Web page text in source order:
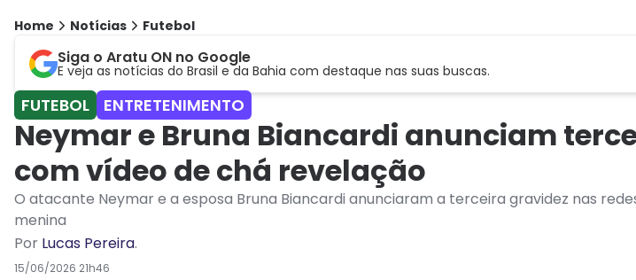
Home Notícias Futebol
Siga o Aratu ON no Google
E veja as notícias do Brasil e da Bahia com destaque nas suas buscas.
FUTEBOL ENTRETENIMENTO
Neymar e Bruna Biancardi anunciam
com vídeo de chá revelação
O atacante Neymar e a esposa Bruna Biancardi anunciaram a terceira gravidez nas
menina
Por Lucas Pereira.
15/06/2026 21h46